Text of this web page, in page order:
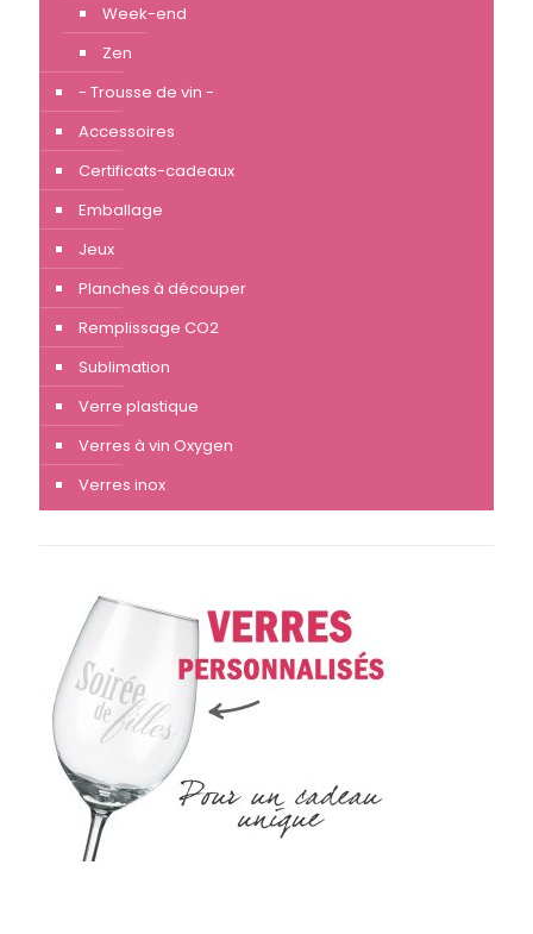
Week-end
Zen
- Trousse de vin -
Accessoires
Certificats-cadeaux
Emballage
Jeux
Planches à découper
Remplissage CO2
Sublimation
Verre plastique
Verres à vin Oxygen
Verres inox